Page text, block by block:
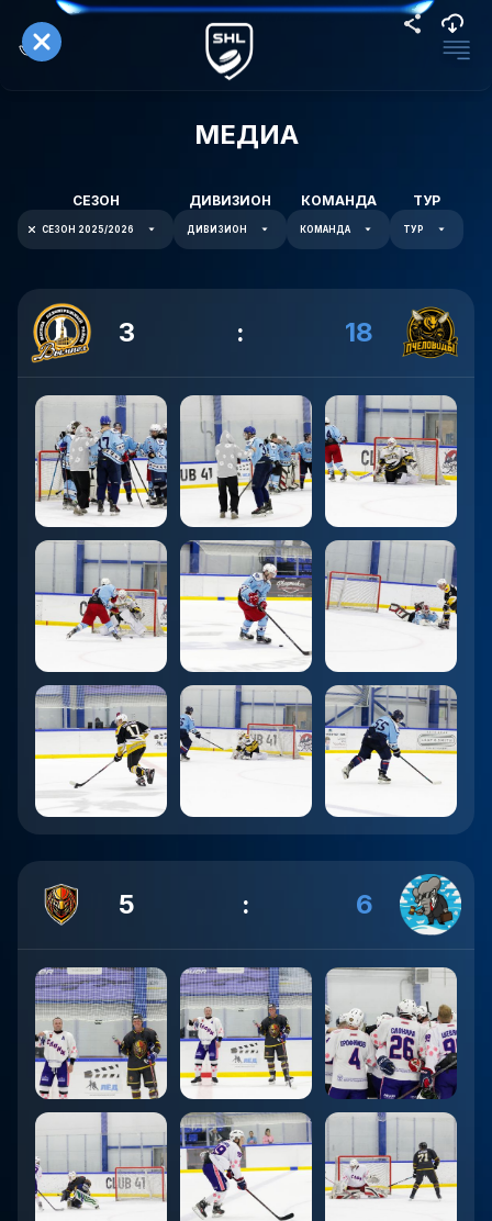
МЕДИА
СЕЗОН
СЕЗОН 2025/2026
ДИВИЗИОН
ДИВИЗИОН
КОМАНДА
КОМАНДА
ТУР
ТУР
3 : 18
5 : 6